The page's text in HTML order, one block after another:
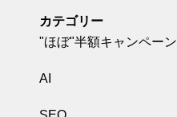
カテゴリー
"ほぼ"半額キャンペーン
AI